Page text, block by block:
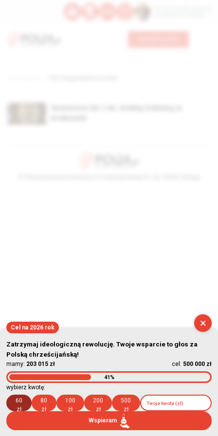
×
Cel na 2026 rok
Zatrzymaj ideologiczną rewolucję. Twoje wsparcie to głos za
Polską chrześcijańską!
mamy: 203 015 zł cel: 500 000 zł
41%
wybierz kwotę:
60
zł
80
zł
100
zł
200
zł
500
zł
Wspieram